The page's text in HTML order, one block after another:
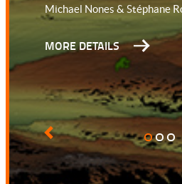
MORE DETAILS
Previous